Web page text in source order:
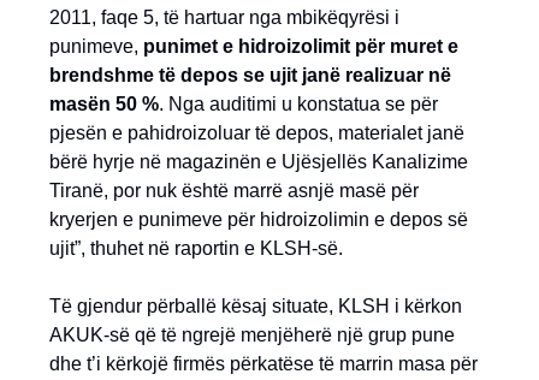
2011, faqe 5, të hartuar nga mbikëqyrësi i
punimeve, punimet e hidroizolimit për muret e
brendshme të depos se ujit janë realizuar në
masën 50 %. Nga auditimi u konstatua se për
pjesën e pahidroizoluar të depos, materialet janë
bërë hyrje në magazinën e Ujësjellës Kanalizime
Tiranë, por nuk është marrë asnjë masë për
kryerjen e punimeve për hidroizolimin e depos së
ujit”, thuhet në raportin e KLSH-së.
Të gjendur përballë kësaj situate, KLSH i kërkon
AKUK-së që të ngrejë menjëherë një grup pune
dhe t’i kërkojë firmës përkatëse të marrin masa për